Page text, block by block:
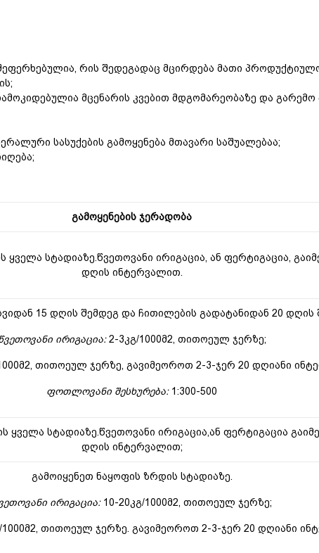
რის შედეგადაც მცირდება მათი
;
მცენარის კვებით მდგომარეობაზე და გარემო
სასუქების გამოყენება მთავარი საშუალებაა;
;
გამოყენების ჯერადობა
ყველა სტადიაზე.წვეთოვანი ირიგაცია, ან ფერტიგაცია,
დღის ინტერვალით.
15 დღის შემდეგ და ჩითილების გადატანიდან 20 დღის
ირიგაცია:2-3კგ/1000მ2, თითოეულ ჯერზე;
თითოეულ ჯერზე, გავიმეოროთ 2-3-ჯერ 20 დღიანი
ფოთლოვანი შესხურება:1:300-500
ყველა სტადიაზე.წვეთოვანი ირიგაცია,ან ფერტიგაცია
დღის ინტერვალით;
გამოიყენეთ ნაყოფის ზრდის სტადიაზე.
ირიგაცია:10-20კგ/1000მ2, თითოეულ ჯერზე;
1000მ2, თითოეულ ჯერზე. გავიმეოროთ 2-3-ჯერ 20 დღიანი